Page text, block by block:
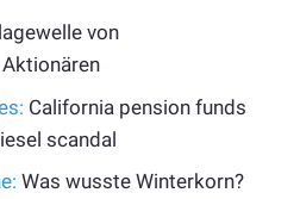
von
California pension funds
scandal
Was wusste Winterkorn?